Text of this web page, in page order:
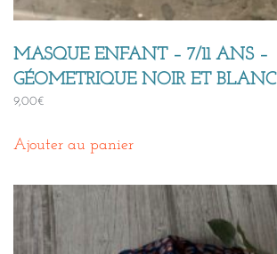
MASQUE ENFANT – 7/11 ANS –
GÉOMETRIQUE NOIR ET BLANC
9,00€
Ajouter au panier